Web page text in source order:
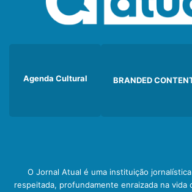
Agenda Cultural BRANDED
O Jornal Atual é uma instituição
respeitada, profundamente enraizada na vida